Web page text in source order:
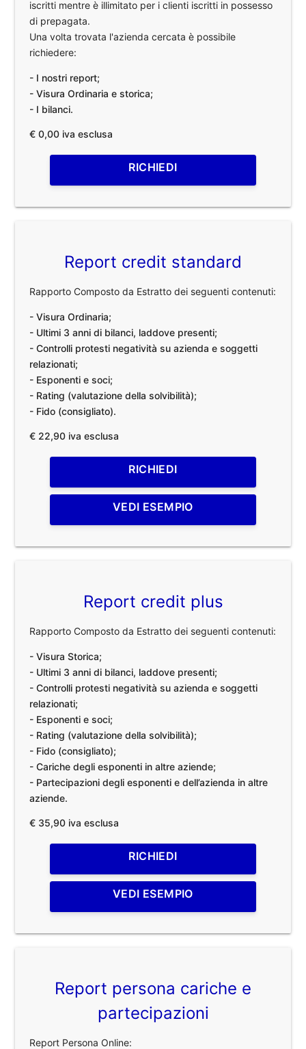
iscritti mentre è illimitato per i clienti iscritti in possesso
di prepagata.
Una volta trovata l'azienda cercata è possibile
richiedere:
- I nostri report;
- Visura Ordinaria e storica;
- I bilanci.
€ 0,00 iva esclusa
RICHIEDI
Report credit standard
Rapporto Composto da Estratto dei seguenti contenuti:
- Visura Ordinaria;
- Ultimi 3 anni di bilanci, laddove presenti;
- Controlli protesti negatività su azienda e soggetti
relazionati;
- Esponenti e soci;
- Rating (valutazione della solvibilità);
- Fido (consigliato).
€ 22,90 iva esclusa
RICHIEDI
VEDI ESEMPIO
Report credit plus
Rapporto Composto da Estratto dei seguenti contenuti:
- Visura Storica;
- Ultimi 3 anni di bilanci, laddove presenti;
- Controlli protesti negatività su azienda e soggetti
relazionati;
- Esponenti e soci;
- Rating (valutazione della solvibilità);
- Fido (consigliato);
- Cariche degli esponenti in altre aziende;
- Partecipazioni degli esponenti e dell’azienda in altre
aziende.
€ 35,90 iva esclusa
RICHIEDI
VEDI ESEMPIO
Report persona cariche e
partecipazioni
Report Persona Online: